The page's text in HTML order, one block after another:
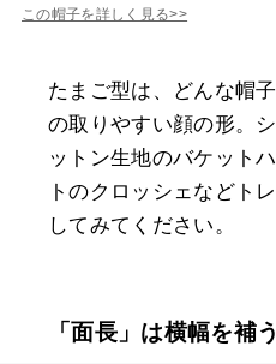
この帽子を詳しく見る>>
たまご型は、どんな帽
の取りやすい顔の形。
ットン生地のバケット
トのクロッシェなどト
してみてください。
「面長」は横幅を補